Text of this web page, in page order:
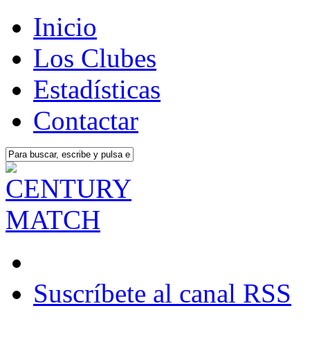
Inicio
Los Clubes
Estadísticas
Contactar
Suscríbete al canal RSS